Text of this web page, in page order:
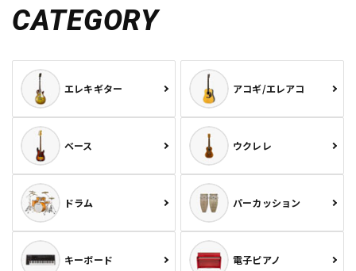
CATEGORY
エレキギター アコギ/エレアコ
ベース ウクレレ
ドラム パーカッション
キーボード 電子ピアノ